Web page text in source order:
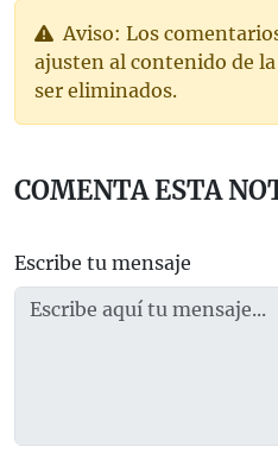
Aviso: Los
ajusten al contenido de
ser eliminados.
COMENTA ESTA
Escribe tu mensaje